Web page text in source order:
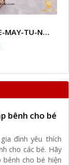
GHE-CAFE-MAY-TU-NHIEN-HTT - M21X
bênh cho bé
đình yêu thích
cho các bé. Hãy
cho bé hiện